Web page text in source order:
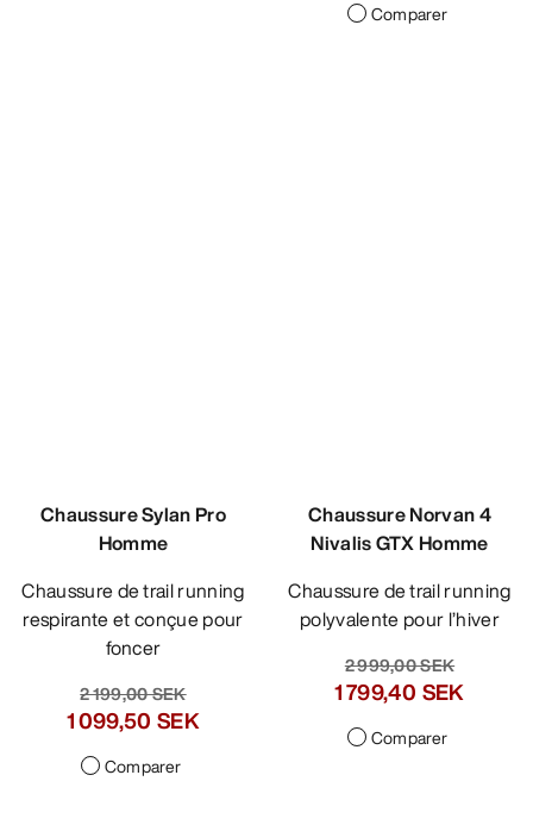
Comparer
Chaussure Sylan Pro
Homme
Chaussure de trail running
respirante et conçue pour
foncer
2 199,00 SEK
1 099,50 SEK
Comparer
Chaussure Norvan 4
Nivalis GTX Homme
Chaussure de trail running
polyvalente pour l’hiver
2 999,00 SEK
1 799,40 SEK
Comparer